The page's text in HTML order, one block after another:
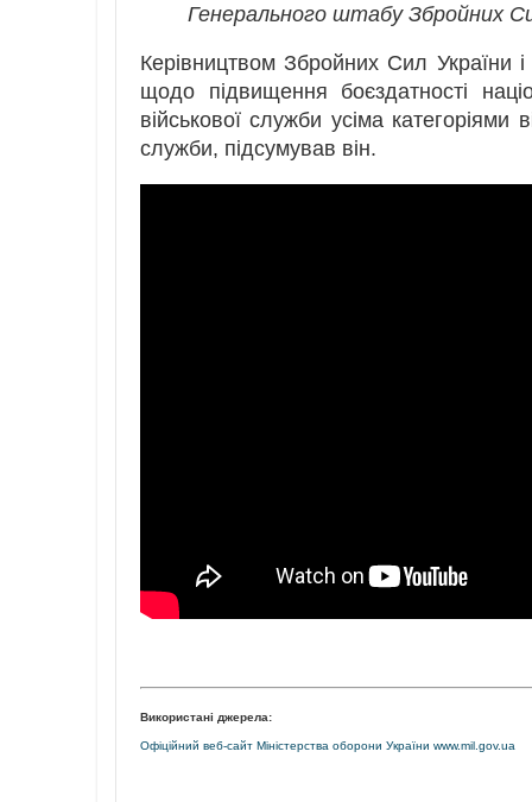
Генерального штабу Збройних
Керівництвом Збройних Сил України
щодо підвищення боєздатності
військової служби усіма категоріями
служби, підсумував він.
Використані джерела:
Офіційний веб-сайт Міністерства оборони України www.mil.gov.ua